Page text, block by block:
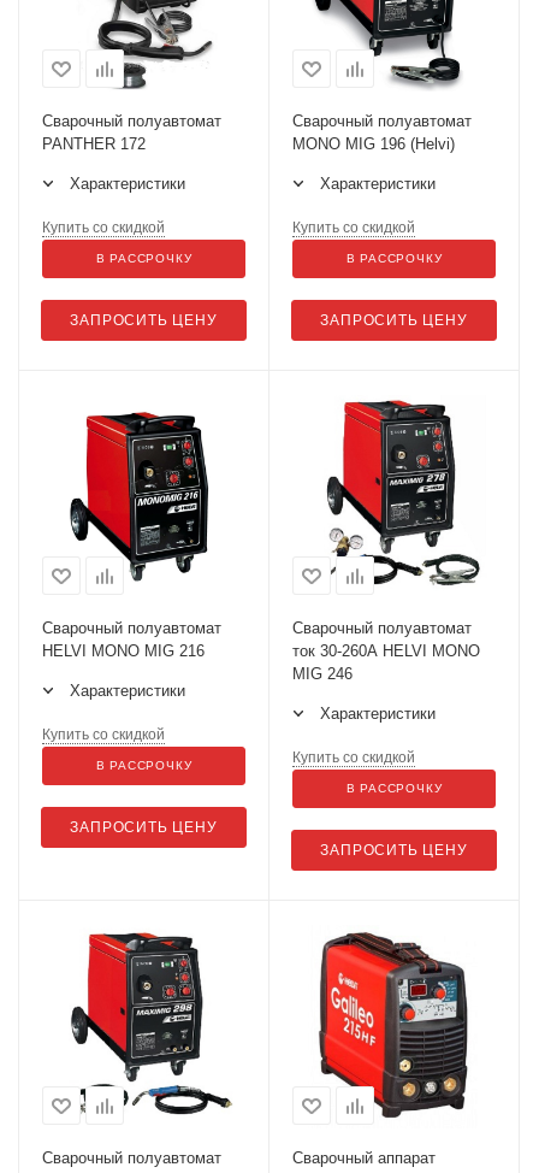
Сварочный полуавтомат
PANTHER 172
Характеристики
ЗАПРОСИТЬ ЦЕНУ
Купить со скидкой
В РАССРОЧКУ
Сварочный полуавтомат
MONO MIG 196 (Helvi)
Характеристики
ЗАПРОСИТЬ ЦЕНУ
Купить со скидкой
В РАССРОЧКУ
Сварочный полуавтомат
HELVI MONO MIG 216
Характеристики
ЗАПРОСИТЬ ЦЕНУ
Купить со скидкой
В РАССРОЧКУ
Сварочный полуавтомат
ток 30-260А HELVI MONO
MIG 246
Характеристики
ЗАПРОСИТЬ ЦЕНУ
Купить со скидкой
В РАССРОЧКУ
Сварочный полуавтомат
Сварочный аппарат